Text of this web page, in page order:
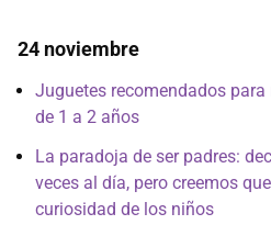
24 noviembre
Juguetes recomendados
de 1 a 2 años
La paradoja de ser padres:
veces al día, pero creemos
curiosidad de los niños